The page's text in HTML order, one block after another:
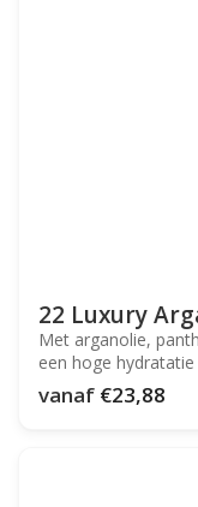
22 Luxury
Met arganolie,
een hoge
vanaf €23,88